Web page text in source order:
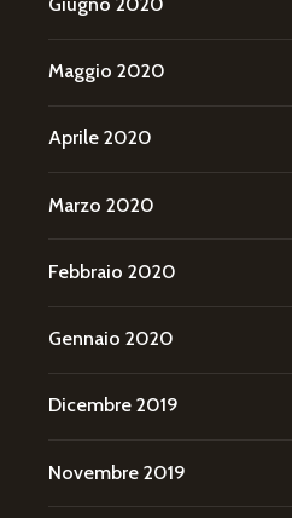
Maggio 2020
Aprile 2020
Marzo 2020
Febbraio 2020
Gennaio 2020
Dicembre 2019
Novembre 2019